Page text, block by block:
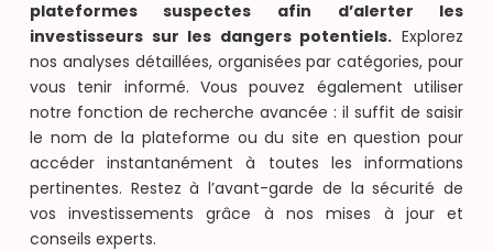
plateformes suspectes afin d’alerter les
investisseurs sur les dangers potentiels. Explorez
nos analyses détaillées, organisées par catégories, pour
vous tenir informé. Vous pouvez également utiliser
notre fonction de recherche avancée : il suffit de saisir
le nom de la plateforme ou du site en question pour
accéder instantanément à toutes les informations
pertinentes. Restez à l’avant-garde de la sécurité de
vos investissements grâce à nos mises à jour et
conseils experts.